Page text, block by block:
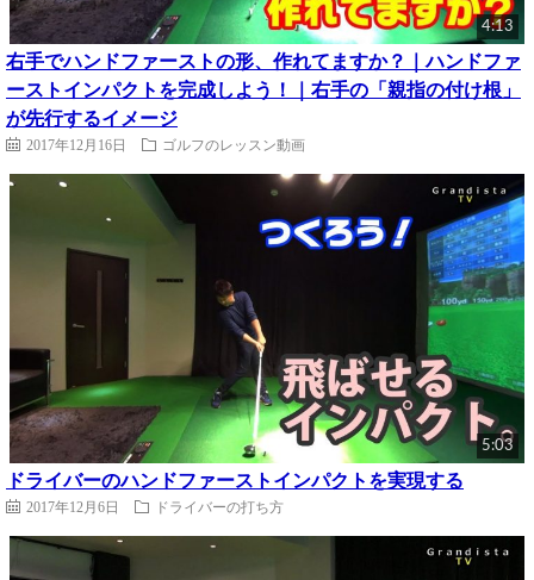
4:13
右手でハンドファーストの形、作れてますか？｜ハンドファ
ーストインパクトを完成しよう！｜右手の「親指の付け根」
が先行するイメージ
2017年12月16日 ゴルフのレッスン動画
5:03
ドライバーのハンドファーストインパクトを実現する
2017年12月6日 ドライバーの打ち方